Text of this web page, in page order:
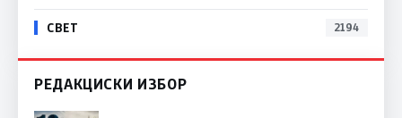
СВЕТ 2194
РЕДАКЦИСКИ ИЗБОР